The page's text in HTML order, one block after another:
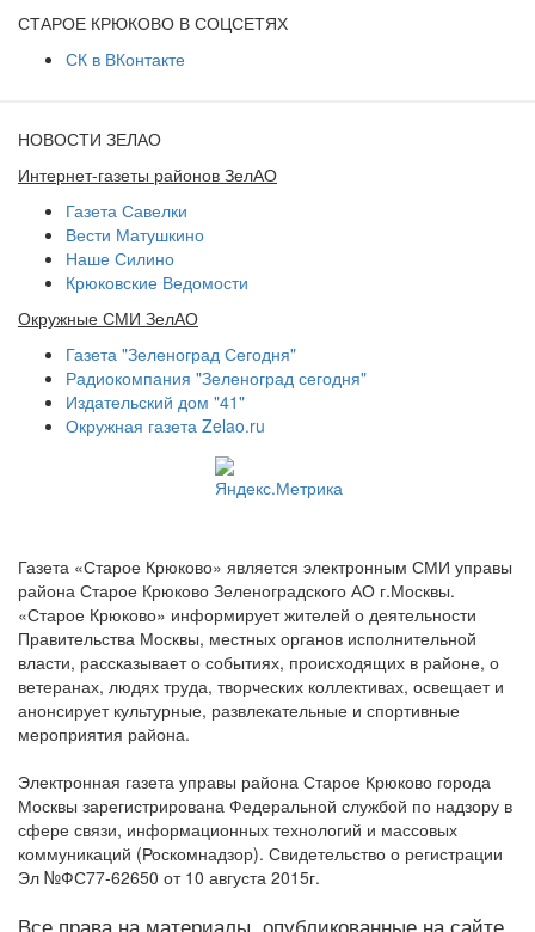
СТАРОЕ КРЮКОВО В СОЦСЕТЯХ
СК в ВКонтакте
НОВОСТИ ЗЕЛАО
Интернет-газеты районов ЗелАО
Газета Савелки
Вести Матушкино
Наше Силино
Крюковские Ведомости
Окружные СМИ ЗелАО
Газета "Зеленоград Сегодня"
Радиокомпания "Зеленоград сегодня"
Издательский дом "41"
Окружная газета Zelao.ru
Газета «Старое Крюково» является электронным СМИ управы
района Старое Крюково Зеленоградского АО г.Москвы.
«Старое Крюково» информирует жителей о деятельности
Правительства Москвы, местных органов исполнительной
власти, рассказывает о событиях, происходящих в районе, о
ветеранах, людях труда, творческих коллективах, освещает и
анонсирует культурные, развлекательные и спортивные
мероприятия района.
Электронная газета управы района Старое Крюково города
Москвы зарегистрирована Федеральной службой по надзору в
сфере связи, информационных технологий и массовых
коммуникаций (Роскомнадзор). Свидетельство о регистрации
Эл №ФС77-62650 от 10 августа 2015г.
Все права на материалы, опубликованные на сайте